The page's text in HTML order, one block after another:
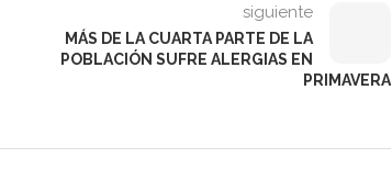
siguiente
MÁS DE LA CUARTA PARTE DE LA
POBLACIÓN SUFRE ALERGIAS EN
PRIMAVERA